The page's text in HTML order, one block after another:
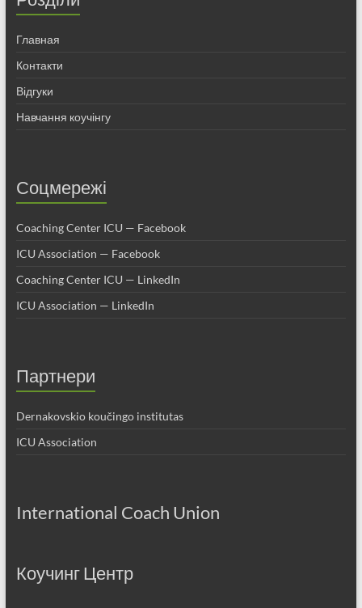
Главная
Контакти
Відгуки
Навчання коучінгу
Соцмережі
Coaching Center ICU — Facebook
ICU Association — Facebook
Coaching Center ICU — LinkedIn
ICU Association — LinkedIn
Партнери
Dernakovskio koučingo institutas
ICU Association
International Coach Union
Коучинг Центр